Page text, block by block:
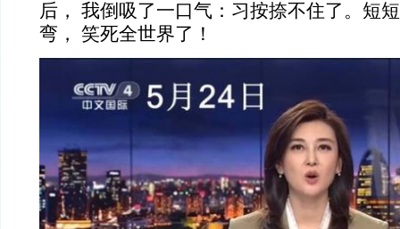
后， 我倒吸了一口气：习按捺不住了。短
弯， 笑死全世界了！